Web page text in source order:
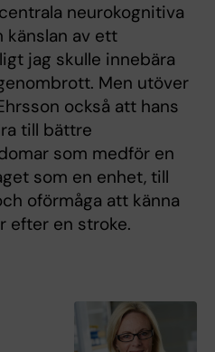
neurokognitiva
känslan av ett
jag skulle innebära
Men utöver
också att hans
till bättre
som medför en
som en enhet, till
oförmåga att känna
efter en stroke.